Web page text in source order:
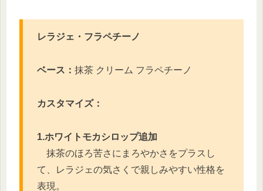
レラジェ・フラペチーノ
ベース： 抹茶 クリーム フラペチーノ
カスタマイズ：
1.ホワイトモカシロップ追加
抹茶のほろ苦さにまろやかさをプラスし
て、レラジェの気さくで親しみやすい性格を
表現。